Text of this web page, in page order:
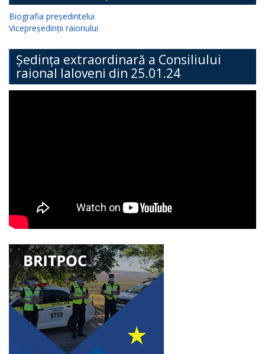
Biografia președintelui
Vicepreședinții raionului
Ședința extraordinară a Consiliului
raional Ialoveni din 25.01.24